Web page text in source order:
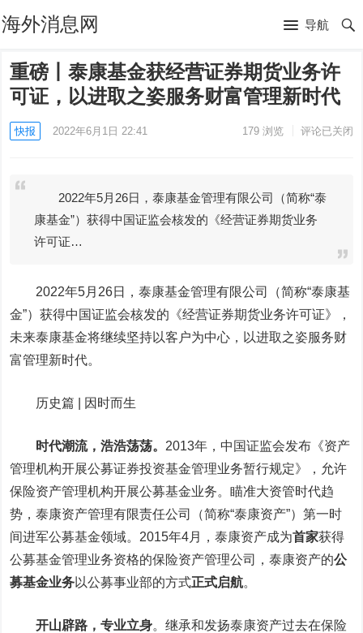
海外消息网 导航
重磅丨泰康基金获经营证券期货业务许
可证，以进取之姿服务财富管理新时代
快报 2022年6月1日 22:41 179浏览 评论已关闭
2022年5月26日，泰康基金管理有限公司（简称“泰
康基金”）获得中国证监会核发的《经营证券期货业务
许可证…
2022年5月26日，泰康基金管理有限公司（简称“泰康基
金”）获得中国证监会核发的《经营证券期货业务许可证》，
未来泰康基金将继续坚持以客户为中心，以进取之姿服务财
富管理新时代。
历史篇 | 因时而生
时代潮流，浩浩荡荡。 2013年，中国证监会发布《资产
管理机构开展公募证券投资基金管理业务暂行规定》，允许
保险资产管理机构开展公募基金业务。瞄准大资管时代趋
势，泰康资产管理有限责任公司（简称“泰康资产”）第一时
间进军公募基金领域。2015年4月，泰康资产成为首家获得
公募基金管理业务资格的保险资产管理公司，泰康资产的公
募基金业务以公募事业部的方式正式启航。
开山辟路，专业立身。继承和发扬泰康资产过去在保险